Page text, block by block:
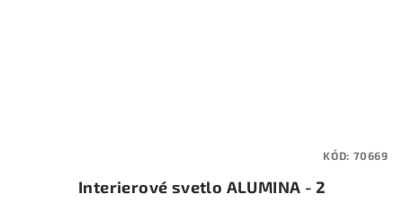
Interierové svetlo ALUMINA - 2
KÓD: 70669